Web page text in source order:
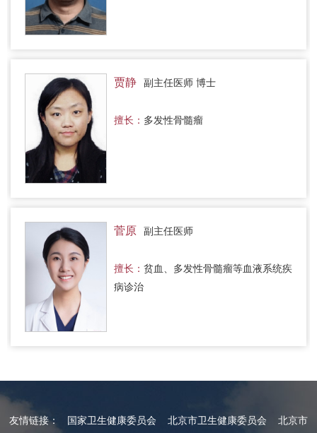
贾静 副主任医师 博士
擅长： 多发性骨髓瘤
菅原 副主任医师
擅长： 贫血、多发性骨髓瘤等血液系统疾
病诊治
友情链接： 国家卫生健康委员会 北京市卫生健康委员会 北京市